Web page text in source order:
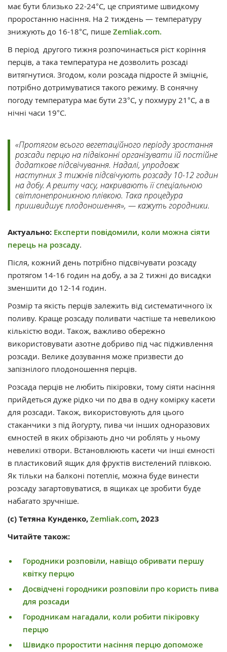
має бути близько 22-24°С, це сприятиме швидкому
проростанню насіння. На 2 тиждень — температуру
знижують до 16-18°С, пише Zemliak.com.
В період другого тижня розпочинається ріст коріння
перців, а така температура не дозволить розсаді
витягнутися. Згодом, коли розсада підросте й зміцніє,
потрібно дотримуватися такого режиму. В сонячну
погоду температура має бути 23°С, у похмуру 21°С, а в
нічні часи 19°С.
«Протягом всього вегетаційного періоду зростання
розсади перцю на підвіконні організувати їй постійне
додаткове підсвічування. Надалі, упродовж
наступних 3 тижнів підсвічують розсаду 10-12 годин
на добу. А решту часу, накривають її спеціальною
світлонепроникною плівкою. Така процедура
пришвидшує плодоношення», — кажуть городники.
Актуально: Експерти повідомили, коли можна сіяти
перець на розсаду.
Після, кожний день потрібно підсвічувати розсаду
протягом 14-16 годин на добу, а за 2 тижні до висадки
зменшити до 12-14 годин.
Розмір та якість перців залежить від систематичного їх
поливу. Краще розсаду поливати частіше та невеликою
кількістю води. Також, важливо обережно
використовувати азотне добриво під час підживлення
розсади. Велике дозування може призвести до
запізнілого плодоношення перців.
Розсада перців не любить пікіровки, тому сіяти насіння
прийдеться дуже рідко чи по два в одну комірку касети
для розсади. Також, використовують для цього
стаканчики з під йогурту, пива чи інших одноразових
ємностей в яких обрізають дно чи роблять у ньому
невеликі отвори. Встановлюють касети чи інші ємності
в пластиковий ящик для фруктів вистелений плівкою.
Як тільки на балконі потепліє, можна буде винести
розсаду загартовуватися, в ящиках це зробити буде
набагато зручніше.
(с) Тетяна Кунденко,Zemliak.com, 2023
Читайте також:
Городники розповіли, навіщо обривати першу
квітку перцю
Досвідчені городники розповіли про користь пива
для розсади
Городникам нагадали, коли робити пікіровку
перцю
Швидко проростити насіння перцю допоможе